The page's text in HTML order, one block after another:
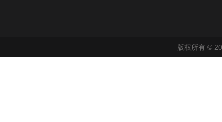
版权所有 ©